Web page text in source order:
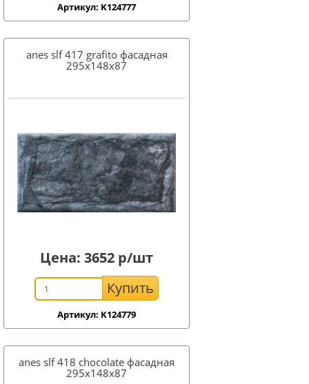
Артикул: K124777
anes slf 417 grafito фасадная
295x148х87
Цена: 3652 р/шт
Купить
Артикул: K124779
anes slf 418 chocolate фасадная
295x148х87